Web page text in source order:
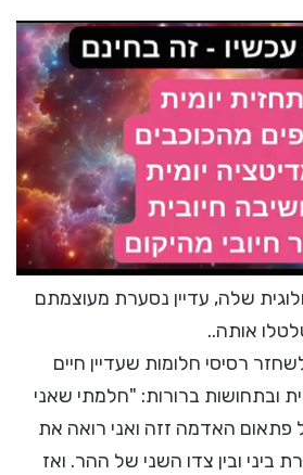
שלה, עדיין נסערת מעוצמתם
אותה..
רסיסי חלומות שעדיין חיים
ובתחושות ברורות: "חלמתי שאני
פתאום האדמה זזה ואני רואה את
ביני ובין צדו השני של ההר. ואז